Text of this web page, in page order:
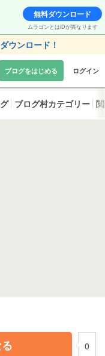
無料ダウンロード
ムラゴンとはIDが異なります
ウンロード！
ブログをはじめる ログイン
ブログ村カテゴリー
0